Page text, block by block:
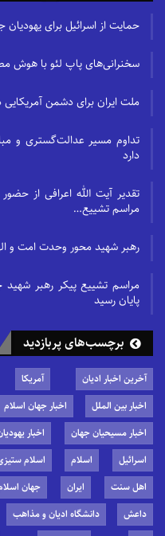
حمایت از اسرائیل برای
سخنرانی‌های پاپ لئو با هوش
ملت ایران برای دشمن
تداوم مسیر عدالت‌گستری و
دارد
تقدیر آیت الله اعرافی از
مراسم تشییع…
رهبر شهید محور وحدت امت و
مراسم تشییع پیکر رهبر شهید
پایان رسید
برچسب‌های پربازدید
آخرین اخبار ادیان آمریکا
اخبار بین الملل
اخبار جهان اسلام
اخبار مسیحیان جهان
اخبار
اسرائیل
اسلام اسلام
اهل سنت
ایران جهان
داعش
دانشگاه ادیان و مذاهب